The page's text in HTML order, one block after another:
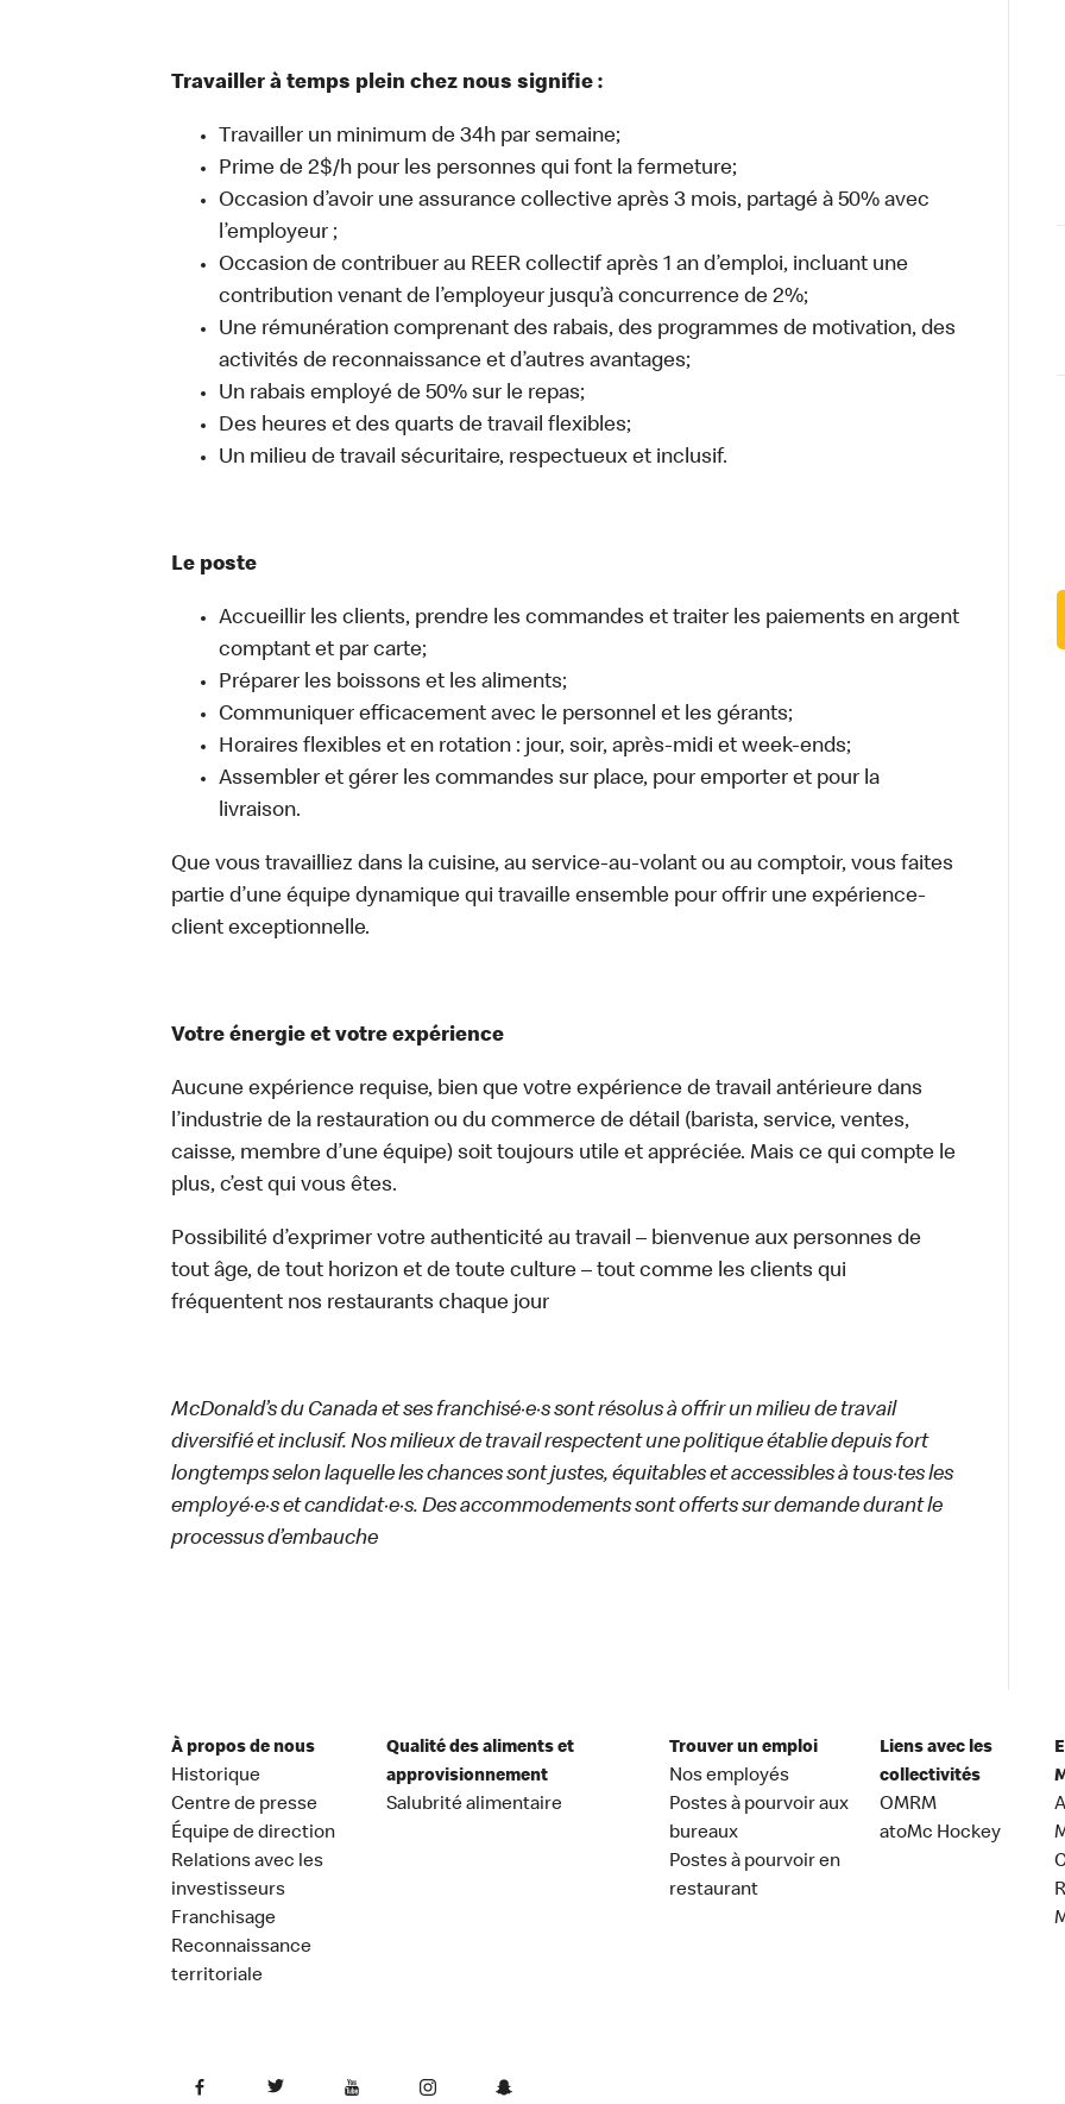
Travailler à temps plein chez nous signifie :
Travailler un minimum de 34h par semaine;
Prime de 2$/h pour les personnes qui font la fermeture;
Occasion d’avoir une assurance collective après 3 mois, partagé à 50% avec
l’employeur ;
Occasion de contribuer au REER collectif après 1 an d’emploi, incluant une
contribution venant de l’employeur jusqu’à concurrence de 2%;
Une rémunération comprenant des rabais, des programmes de motivation, des
activités de reconnaissance et d’autres avantages;
Un rabais employé de 50% sur le repas;
Des heures et des quarts de travail flexibles;
Un milieu de travail sécuritaire, respectueux et inclusif.
Le poste
Accueillir les clients, prendre les commandes et traiter les paiements en argent
comptant et par carte;
Préparer les boissons et les aliments;
Communiquer efficacement avec le personnel et les gérants;
Horaires flexibles et en rotation : jour, soir, après-midi et week-ends;
Assembler et gérer les commandes sur place, pour emporter et pour la
livraison.
Que vous travailliez dans la cuisine, au service-au-volant ou au comptoir, vous faites
partie d’une équipe dynamique qui travaille ensemble pour offrir une expérience-
client exceptionnelle.
Votre énergie et votre expérience
Aucune expérience requise, bien que votre expérience de travail antérieure dans
l’industrie de la restauration ou du commerce de détail (barista, service, ventes,
caisse, membre d’une équipe) soit toujours utile et appréciée. Mais ce qui compte le
plus, c’est qui vous êtes.
Possibilité d’exprimer votre authenticité au travail – bienvenue aux personnes de
tout âge, de tout horizon et de toute culture – tout comme les clients qui
fréquentent nos restaurants chaque jour
McDonald’s du Canada et ses franchisé·e·s sont résolus à offrir un milieu de travail
diversifié et inclusif. Nos milieux de travail respectent une politique établie depuis fort
longtemps selon laquelle les chances sont justes, équitables et accessibles à tous·tes les
employé·e·s et candidat·e·s. Des accommodements sont offerts sur demande durant le
processus d’embauche
À propos de nous
Historique
Centre de presse
Équipe de direction
Relations avec les
investisseurs
Franchisage
Reconnaissance
territoriale
Qualité des aliments et
approvisionnement
Salubrité alimentaire
Trouver un emploi
Nos employés
Postes à pourvoir aux
bureaux
Postes à pourvoir en
restaurant
Liens avec les
collectivités
OMRM
atoMc Hockey